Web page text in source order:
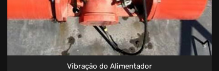
Vibração do Alimentador